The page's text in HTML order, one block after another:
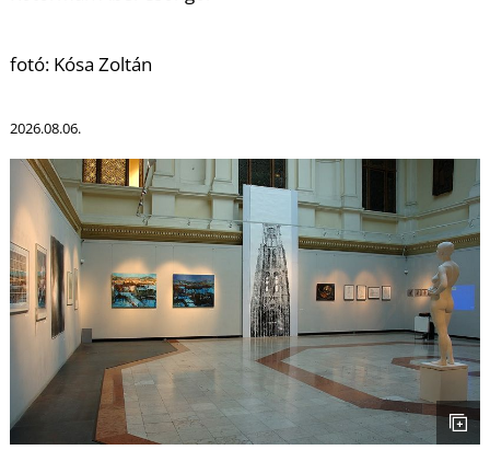
fotó: Kósa Zoltán
2026.08.06.